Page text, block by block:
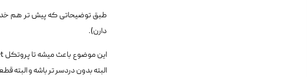
دارن).
البته بدون دردسر تر باشه و البته